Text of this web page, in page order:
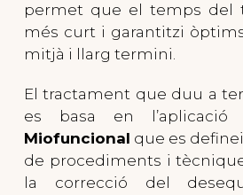
permet que el temps del
més curt i garantitzi
mitjà i llarg termini.
El tractament que duu a
es basa en
Miofuncional que es
de procediments i
la correcció del